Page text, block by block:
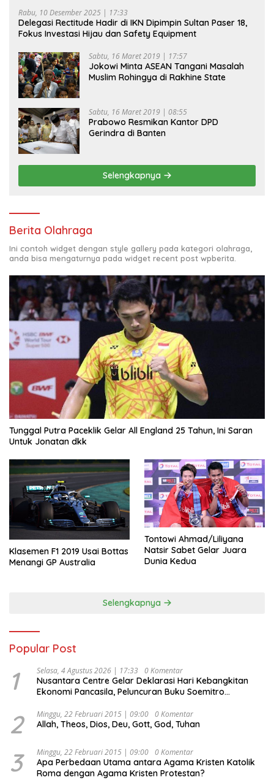
Rabu, 10 Desember 2025 | 17:33
Delegasi Rectitude Hadir di IKN Dipimpin Sultan Paser 18,
Fokus Investasi Hijau dan Safety Equipment
Sabtu, 16 Maret 2019 | 17:57
Jokowi Minta ASEAN Tangani Masalah
Muslim Rohingya di Rakhine State
Sabtu, 16 Maret 2019 | 08:55
Prabowo Resmikan Kantor DPD
Gerindra di Banten
Selengkapnya
Berita Olahraga
Ini contoh widget dengan style gallery pada kategori olahraga,
anda bisa mengaturnya pada widget recent post wpberita.
Tunggal Putra Paceklik Gelar All England 25 Tahun, Ini Saran
Untuk Jonatan dkk
Klasemen F1 2019 Usai Bottas
Menangi GP Australia
Tontowi Ahmad/Liliyana
Natsir Sabet Gelar Juara
Dunia Kedua
Selengkapnya
Popular Post
1 Selasa, 4 Agustus 2026 | 17:33 0 Komentar
Nusantara Centre Gelar Deklarasi Hari Kebangkitan
Ekonomi Pancasila, Peluncuran Buku Soemitro
Ekonomi Politik Indonesia) & Simposium Nasional
“Urgensi Undang-Undang Perekonomian Nasional dan
Indonesia Emas 2045”,
2 Minggu, 22 Februari 2015 | 09:00 0 Komentar
Allah, Theos, Dios, Deu, Gott, God, Tuhan
3 Minggu, 22 Februari 2015 | 09:00 0 Komentar
Apa Perbedaan Utama antara Agama Kristen Katolik
Roma dengan Agama Kristen Protestan?